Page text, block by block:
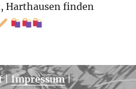
Harthausen finden
|Impressum|